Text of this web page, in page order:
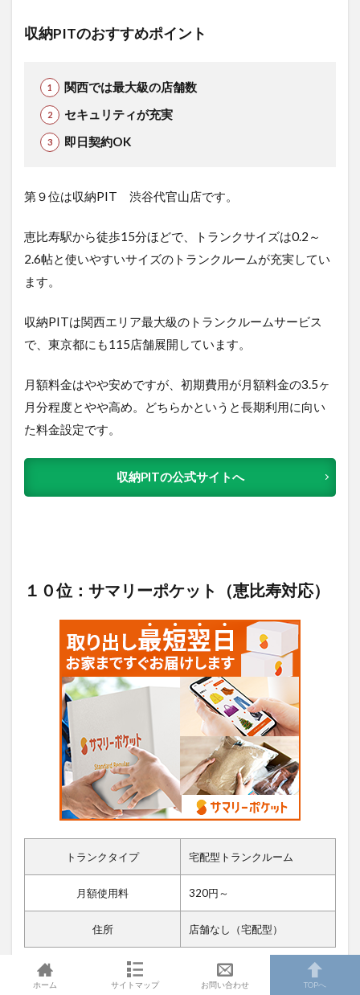
収納PITのおすすめポイント
関西では最大級の店舗数
セキュリティが充実
即日契約OK
第９位は収納PIT 渋谷代官山店です。
恵比寿駅から徒歩15分ほどで、トランクサイズは0.2～
2.6帖と使いやすいサイズのトランクルームが充実してい
ます。
収納PITは関西エリア最大級のトランクルームサービス
で、東京都にも115店舗展開しています。
月額料金はやや安めですが、初期費用が月額料金の3.5ヶ
月分程度とやや高め。どちらかというと長期利用に向い
た料金設定です。
収納PITの公式サイトへ
１０位：サマリーポケット（恵比寿対応）
トランクタイプ 宅配型トランクルーム
月額使用料 320円～
住所 店舗なし（宅配型）
ホーム サイトマップ お問い合わせ TOPへ